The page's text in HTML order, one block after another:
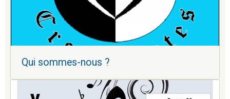
Qui sommes-nous ?